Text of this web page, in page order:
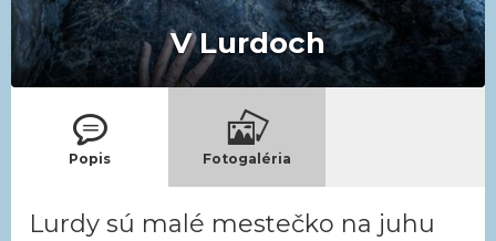
V Lurdoch
Popis Fotogaléria
Lurdy sú malé mestečko na juhu